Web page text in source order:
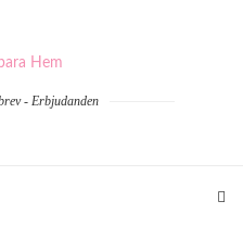
- Erbjudanden